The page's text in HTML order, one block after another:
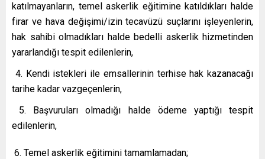
katılmayanların, temel askerlik eğitimine katıldıkları halde
firar ve hava değişimi/izin tecavüzü suçlarını işleyenlerin,
hak sahibi olmadıkları halde bedelli askerlik hizmetinden
yararlandığı tespit edilenlerin,
4. Kendi istekleri ile emsallerinin terhise hak kazanacağı
tarihe kadar vazgeçenlerin,
5. Başvuruları olmadığı halde ödeme yaptığı tespit
edilenlerin,
6. Temel askerlik eğitimini tamamlamadan;